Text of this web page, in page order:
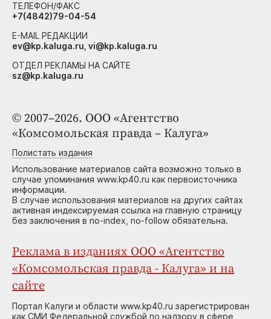
© 2007–2026. ООО «Агентство
«Комсомольская правда – Калуга»
Полистать издания
Использование материалов сайта возможно только в
случае упоминания www.kp40.ru как первоисточника
информации.
В случае использования материалов на других сайтах
активная индексируемая ссылка на главную страницу
без заключения в no-index, no-follow обязательна.
Реклама в изданиях ООО «Агентство
«Комсомольская правда - Калуга» и на
сайте
Портал Калуги и области www.kp40.ru зарегистрирован
как СМИ Федеральной службой по надзору в сфере
ТЕЛЕФОН/ФАКС
+7(4842)79-04-54
E-MAIL РЕДАКЦИИ
ev@kp.kaluga.ru, vi@kp.kaluga.ru
ОТДЕЛ РЕКЛАМЫ НА САЙТЕ
sz@kp.kaluga.ru